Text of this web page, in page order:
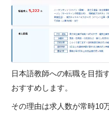
日本語教師への転職を目指
おすすめします。
その理由は求人数が常時10